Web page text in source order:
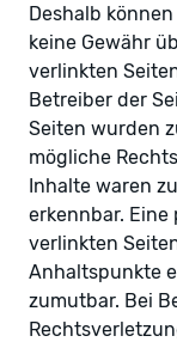
Deshalb
keine Gewähr
verlinkten
Betreiber der
Seiten wurden
mögliche
Inhalte waren
erkennbar.
verlinkten
Anhaltspunkte
zumutbar. Bei